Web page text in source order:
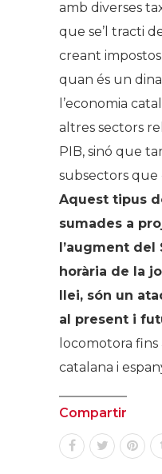
amb diverses
que se’l tracti
creant
quan és un
l’economia
altres sectors
PIB, sinó que
subsectors que
Aquest tipus
sumades a
l’augment del
horària de la
llei, són un
al present i
locomotora fins
catalana i
Compartir